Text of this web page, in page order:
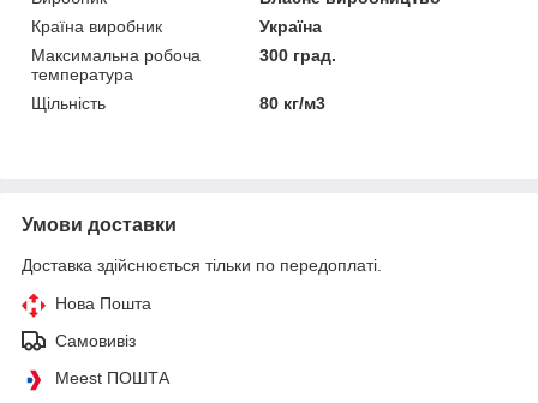
Країна виробник
Україна
Максимальна робоча
температура
300 град.
Щільність 80 кг/м3
Умови доставки
Доставка здійснюється тільки по передоплаті.
Нова Пошта
Самовивіз
Meest ПОШТА